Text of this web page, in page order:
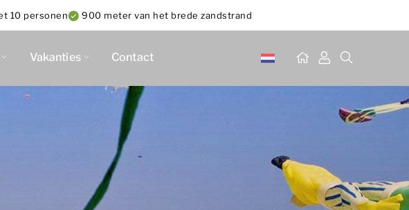
10 personen 900 meter van het brede zandstrand
Vakanties Contact